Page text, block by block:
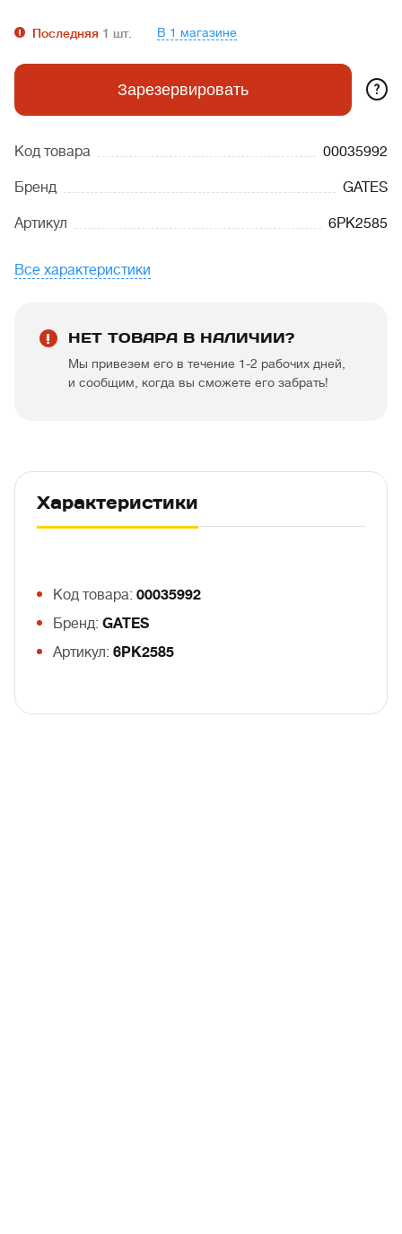
Последняя 1 шт. В 1 магазине
Зарезервировать ?
Код товара 00035992
Бренд GATES
Артикул 6PK2585
Все характеристики
НЕТ ТОВАРА В НАЛИЧИИ?
Мы привезем его в течение 1-2 рабочих дней,
и сообщим, когда вы сможете его забрать!
Характеристики
Код товара: 00035992
Бренд: GATES
Артикул: 6PK2585